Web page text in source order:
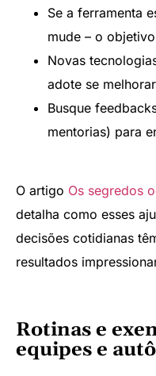
Se a ferramenta
mude – o
Novas
adote se
Busque
mentorias) para
O artigo Os segredos
detalha como esses
decisões cotidianas
resultados
Rotinas e
equipes e